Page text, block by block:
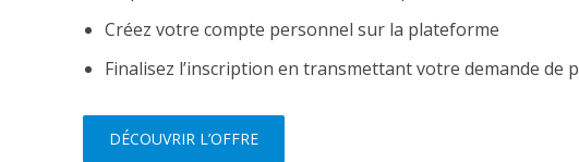
Créez votre compte personnel sur la plateforme
Finalisez l’inscription en transmettant votre demande de
DÉCOUVRIR L’OFFRE